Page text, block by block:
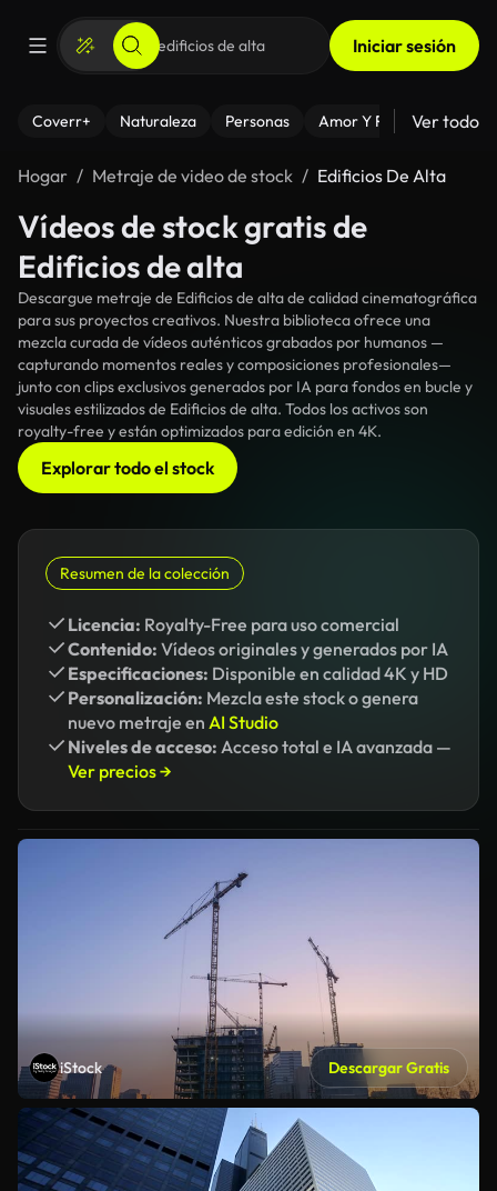
Iniciar sesión
Coverr+ Naturaleza Personas Amor Y Relaciones
Ver todo
Hogar Metraje de video de stock Edificios De Alta
Vídeos de stock gratis de
Edificios de alta
Descargue metraje de Edificios de alta de calidad cinematográfica
para sus proyectos creativos. Nuestra biblioteca ofrece una
mezcla curada de vídeos auténticos grabados por humanos —
capturando momentos reales y composiciones profesionales—
junto con clips exclusivos generados por IA para fondos en bucle y
visuales estilizados de Edificios de alta. Todos los activos son
royalty-free y están optimizados para edición en 4K.
Explorar todo el stock
Resumen de la colección
Licencia: Royalty-Free para uso comercial
Contenido: Vídeos originales y generados por IA
Especificaciones: Disponible en calidad 4K y HD
Personalización: Mezcla este stock o genera
nuevo metraje en AI Studio
Niveles de acceso: Acceso total e IA avanzada —
Ver precios →
iStock Descargar Gratis